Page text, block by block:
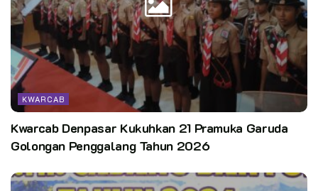
KWARCAB
Kwarcab Denpasar Kukuhkan 21 Pramuka Garuda
Golongan Penggalang Tahun 2026